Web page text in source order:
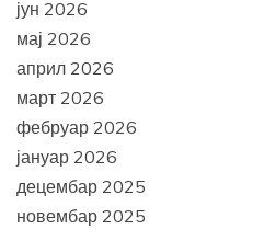
јун 2026
мај 2026
април 2026
март 2026
фебруар 2026
јануар 2026
децембар 2025
новембар 2025